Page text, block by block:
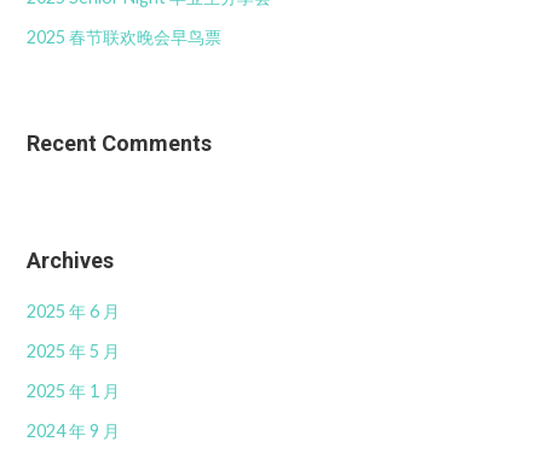
2025 春节联欢晚会早鸟票
Recent Comments
Archives
2025 年 6 月
2025 年 5 月
2025 年 1 月
2024 年 9 月